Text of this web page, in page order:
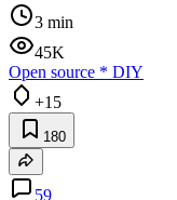
3 min
45K
Open source * DIY
+15
180
59